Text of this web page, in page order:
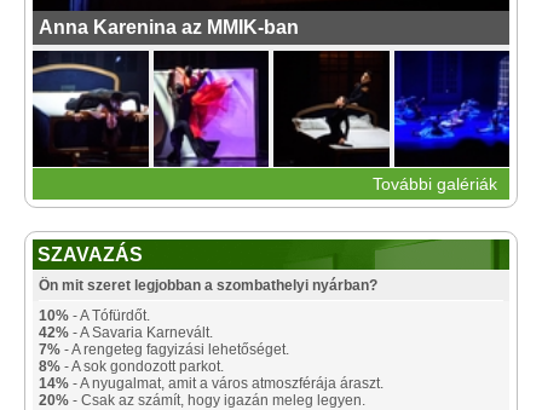
Anna Karenina az MMIK-ban
További galériák
SZAVAZÁS
Ön mit szeret legjobban a szombathelyi nyárban?
10% - A Tófürdőt.
42% - A Savaria Karnevált.
7% - A rengeteg fagyizási lehetőséget.
8% - A sok gondozott parkot.
14% - A nyugalmat, amit a város atmoszférája áraszt.
20% - Csak az számít, hogy igazán meleg legyen.